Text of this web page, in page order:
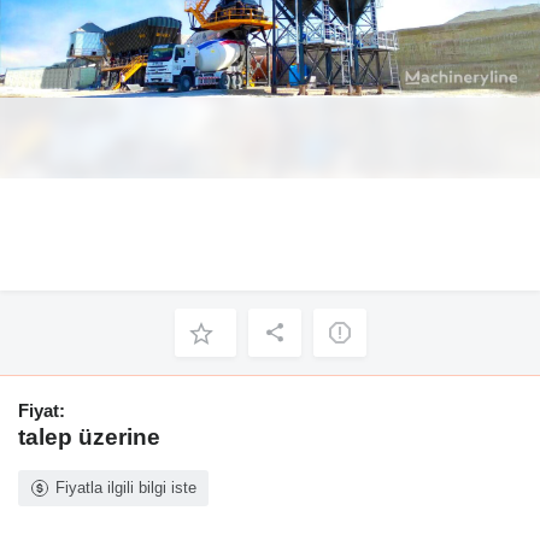
Fiyat:
talep üzerine
Fiyatla ilgili bilgi iste